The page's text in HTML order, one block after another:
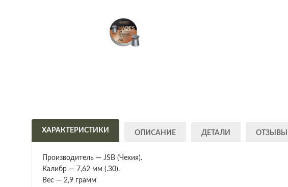
ХАРАКТЕРИСТИКИ ОПИСАНИЕ ДЕТАЛИ ОТЗЫВЫ
Производитель — JSB (Чехия).
Калибр — 7,62 мм (.30).
Вес — 2,9 грамм